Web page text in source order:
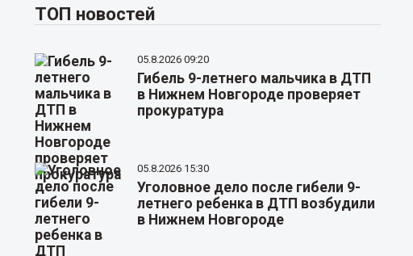
ТОП новостей
05.8.2026 09:20
Гибель 9-летнего мальчика в ДТП
в Нижнем Новгороде проверяет
прокуратура
05.8.2026 15:30
Уголовное дело после гибели 9-
летнего ребенка в ДТП возбудили
в Нижнем Новгороде